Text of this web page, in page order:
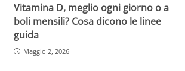
Vitamina D, meglio ogni giorno o a
boli mensili? Cosa dicono le linee
guida
Maggio 2, 2026